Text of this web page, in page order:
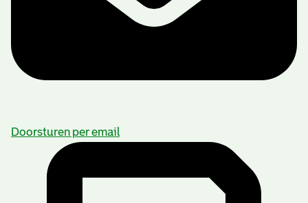
Doorsturen per email